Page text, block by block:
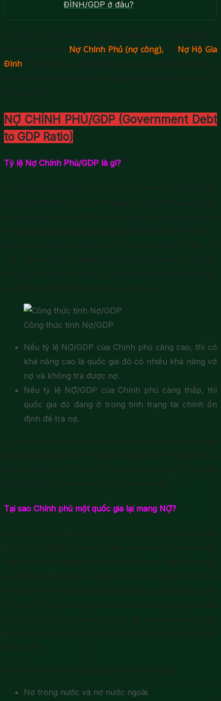
ĐÌNH/GDP ở đâu?
Trước khi đi sâu vào Nợ/GDP, mình muốn phân biệt 2
khái niệm, đó là: Nợ Chính Phủ (nợ công), và Nợ Hộ Gia
Đình. Chúng có các hiểu/tiếp cận và mức độ tác động
khác nhau, chính vì vậy chúng mình sẽ phân tích rạch ròi
2 loại nợ này.
NỢ CHÍNH PHỦ/GDP (Government Debt
to GDP Ratio)
Tỷ lệ Nợ Chính Phủ/GDP là gì?
Tỷ lệ nợ trên GDP là thước đo so sánh nợ công của một
quốc gia với tổng sản phẩm quốc nội (GDP) của quốc gia
đó . Bằng cách so sánh những gì một quốc gia nợ với
những gì quốc gia đó sản xuất, tỷ lệ nợ trên GDP cho thấy
khả năng thanh toán nợ của một quốc gia cụ
thể. Thường được biểu thị bằng phần trăm, tỷ lệ này
cũng có thể được hiểu là số năm cần thiết để trả nợ nếu
GDP được dành hoàn toàn cho việc trả nợ.
Công thức tính Nợ/GDP
Nếu tỷ lệ NỢ/GDP của Chính phủ càng cao, thì có
khả năng cao là quốc gia đó có nhiều khả năng vỡ
nợ và không trả được nợ.
Nếu tỷ lệ NỢ/GDP của Chính phủ càng thấp, thì
quốc gia đó đang ở trong tình trạng tài chính ổn
định để trả nợ.
Tỷ lệ này cũng hữu ích để giúp xác định số năm mà một
quốc gia sẽ cần để trả nợ nếu tổng GDP chỉ dành riêng
cho việc trả nợ. Tỷ lệ nợ Chính Phủ trên GDP cũng đo
lường đòn bẩy tài chính của một nền kinh tế.
Tại sao Chính phủ một quốc gia lại mang NỢ?
Nợ chính phủ, hay có thể gọi là Nợ công hoặc Nợ quốc
gia, là tổng giá trị các khoản tiền mà chính phủ thuộc mọi
cấp từ trung ương đến địa phương đi vay. Việc đi vay này
là nhằm tài trợ cho các khoản thâm hụt ngân sách nên
nói cách khác, nợ chính phủ là thâm hụt ngân sách luỹ kế
đến một thời điểm nào đó. Để dễ hình dung quy mô của
nợ chính phủ, người ta thường đo xem khoản nợ này
bằng bao nhiêu phần trăm so với tổng sản phẩm quốc
nội (GDP).
Nợ chính phủ thường được phân loại như sau:
Nợ trong nước và nợ nước ngoài.